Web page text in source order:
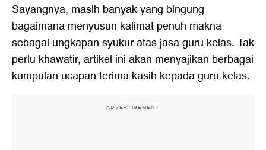
Sayangnya, masih banyak yang bingung
bagaimana menyusun kalimat penuh makna
sebagai ungkapan syukur atas jasa guru kelas. Tak
perlu khawatir, artikel ini akan menyajikan berbagai
kumpulan ucapan terima kasih kepada guru kelas.
ADVERTISEMENT